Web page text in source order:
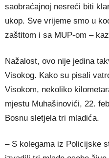
saobraćajnoj nesreći biti
ukop. Sve vrijeme smo u
zaštitom i sa MUP-om –
Nažalost, ovo nije jedina
Visokog. Kako su pisali
Visokom, nekoliko
mjestu Muhašinovići, 22.
Bosnu sletjela tri mladića.
– S kolegama iz Policijske